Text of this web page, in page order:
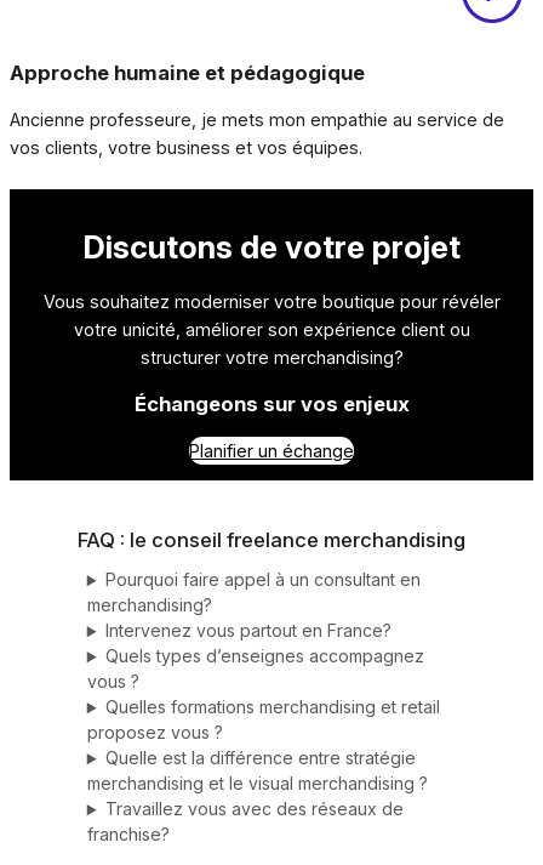
Approche humaine et pédagogique
Ancienne professeure, je mets mon empathie au service de
vos clients, votre business et vos équipes.
Discutons de votre projet
Vous souhaitez moderniser votre boutique pour révéler
votre unicité, améliorer son expérience client ou
structurer votre merchandising?
Échangeons sur vos enjeux
Planifier un échange
FAQ : le conseil freelance merchandising
Pourquoi faire appel à un consultant en
merchandising?
Intervenez vous partout en France?
Quels types d’enseignes accompagnez
vous ?
Quelles formations merchandising et retail
proposez vous ?
Quelle est la différence entre stratégie
merchandising et le visual merchandising ?
Travaillez vous avec des réseaux de
franchise?